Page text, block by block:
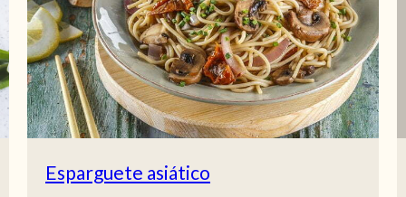
Esparguete asiático